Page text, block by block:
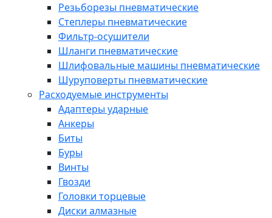
Резьборезы пневматические
Степлеры пневматические
Фильтр-осушители
Шланги пневматические
Шлифовальные машины пневматические
Шуруповерты пневматические
Расходуемые инструменты
Адаптеры ударные
Анкеры
Биты
Буры
Винты
Гвозди
Головки торцевые
Диски алмазные